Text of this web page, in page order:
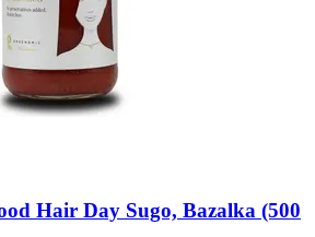
Hair Day Sugo, Bazalka (500